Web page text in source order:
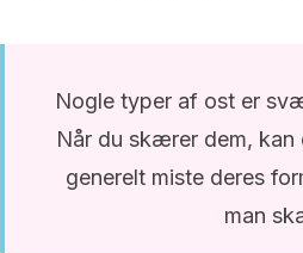
Nogle typer af ost er
Når du skærer dem, kan
generelt miste deres
man